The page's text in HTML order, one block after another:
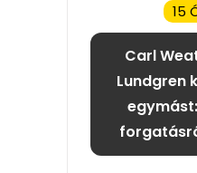
15
Carl
Lundgren